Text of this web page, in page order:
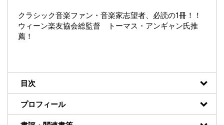
クラシック音楽ファン・音楽家志望者、必読の1冊！！
ウィーン楽友協会総監督 トーマス・アンギャン氏推
薦！
目次
プロフィール